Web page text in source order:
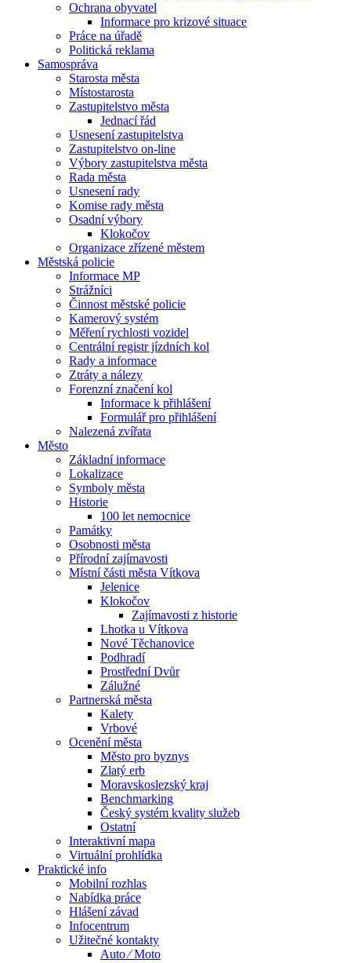
Ochrana obyvatel
Informace pro krizové situace
Práce na úřadě
Politická reklama
Samospráva
Starosta města
Místostarosta
Zastupitelstvo města
Jednací řád
Usnesení zastupitelstva
Zastupitelstvo on-line
Výbory zastupitelstva města
Rada města
Usnesení rady
Komise rady města
Osadní výbory
Klokočov
Organizace zřízené městem
Městská policie
Informace MP
Strážníci
Činnost městské policie
Kamerový systém
Měření rychlosti vozidel
Centrální registr jízdních kol
Rady a informace
Ztráty a nálezy
Forenzní značení kol
Informace k přihlášení
Formulář pro přihlášení
Nalezená zvířata
Město
Základní informace
Lokalizace
Symboly města
Historie
100 let nemocnice
Památky
Osobnosti města
Přírodní zajímavosti
Místní části města Vítkova
Jelenice
Klokočov
Zajímavosti z historie
Lhotka u Vítkova
Nové Těchanovice
Podhradí
Prostřední Dvůr
Zálužné
Partnerská města
Kalety
Vrbové
Ocenění města
Město pro byznys
Zlatý erb
Moravskoslezský kraj
Benchmarking
Český systém kvality služeb
Ostatní
Interaktivní mapa
Virtuální prohlídka
Praktické info
Mobilní rozhlas
Nabídka práce
Hlášení závad
Infocentrum
Užitečné kontakty
Auto ⁄ Moto